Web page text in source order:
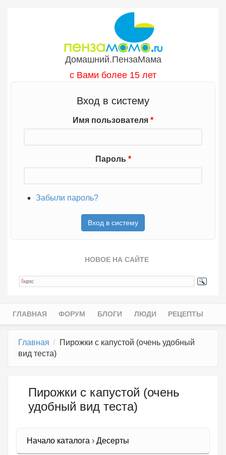
Домашний.ПензаМама
с Вами более 15 лет
Вход в систему
Имя пользователя *
Пароль *
Забыли пароль?
НОВОЕ НА САЙТЕ
Главное меню
ГЛАВНАЯ ФОРУМ БЛОГИ ЛЮДИ РЕЦЕПТЫ
Главная
Пирожки с капустой (очень удобный
вид теста)
Пирожки с капустой (очень
удобный вид теста)
Начало каталога › Десерты